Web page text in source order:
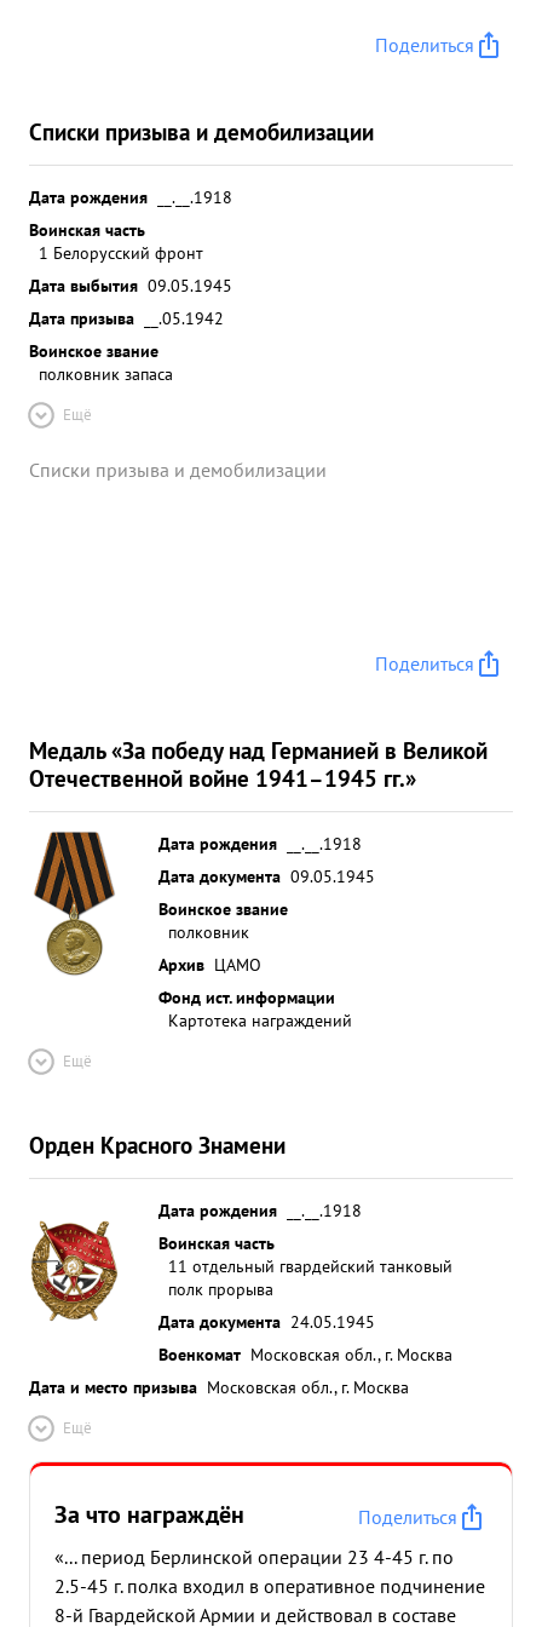
Поделиться
Списки призыва и демобилизации
Дата рождения
__.__.1918
Воинская часть
1 Белорусский фронт
Дата выбытия 09.05.1945
Дата призыва
__.05.1942
Воинское звание
полковник запаса
Ещё
Списки призыва и демобилизации
Поделиться
Медаль «За победу над Германией в Великой
Отечественной войне 1941–1945 гг.»
Дата рождения
__.__.1918
Дата документа 09.05.1945
Воинское звание
полковник
Архив ЦАМО
Фонд ист. информации
Картотека награждений
Ещё
Орден Красного Знамени
Дата рождения
__.__.1918
Воинская часть
11 отдельный гвардейский танковый
полк прорыва
Дата документа 24.05.1945
Военкомат Московская обл., г. Москва
Дата и место призыва Московская обл., г. Москва
Ещё
За что награждён
Поделиться
«... период Берлинской операции 23 4-45 г. по
2.5-45 г. полка входил в оперативное подчинение
8-й Гвардейской Армии и действовал в составе